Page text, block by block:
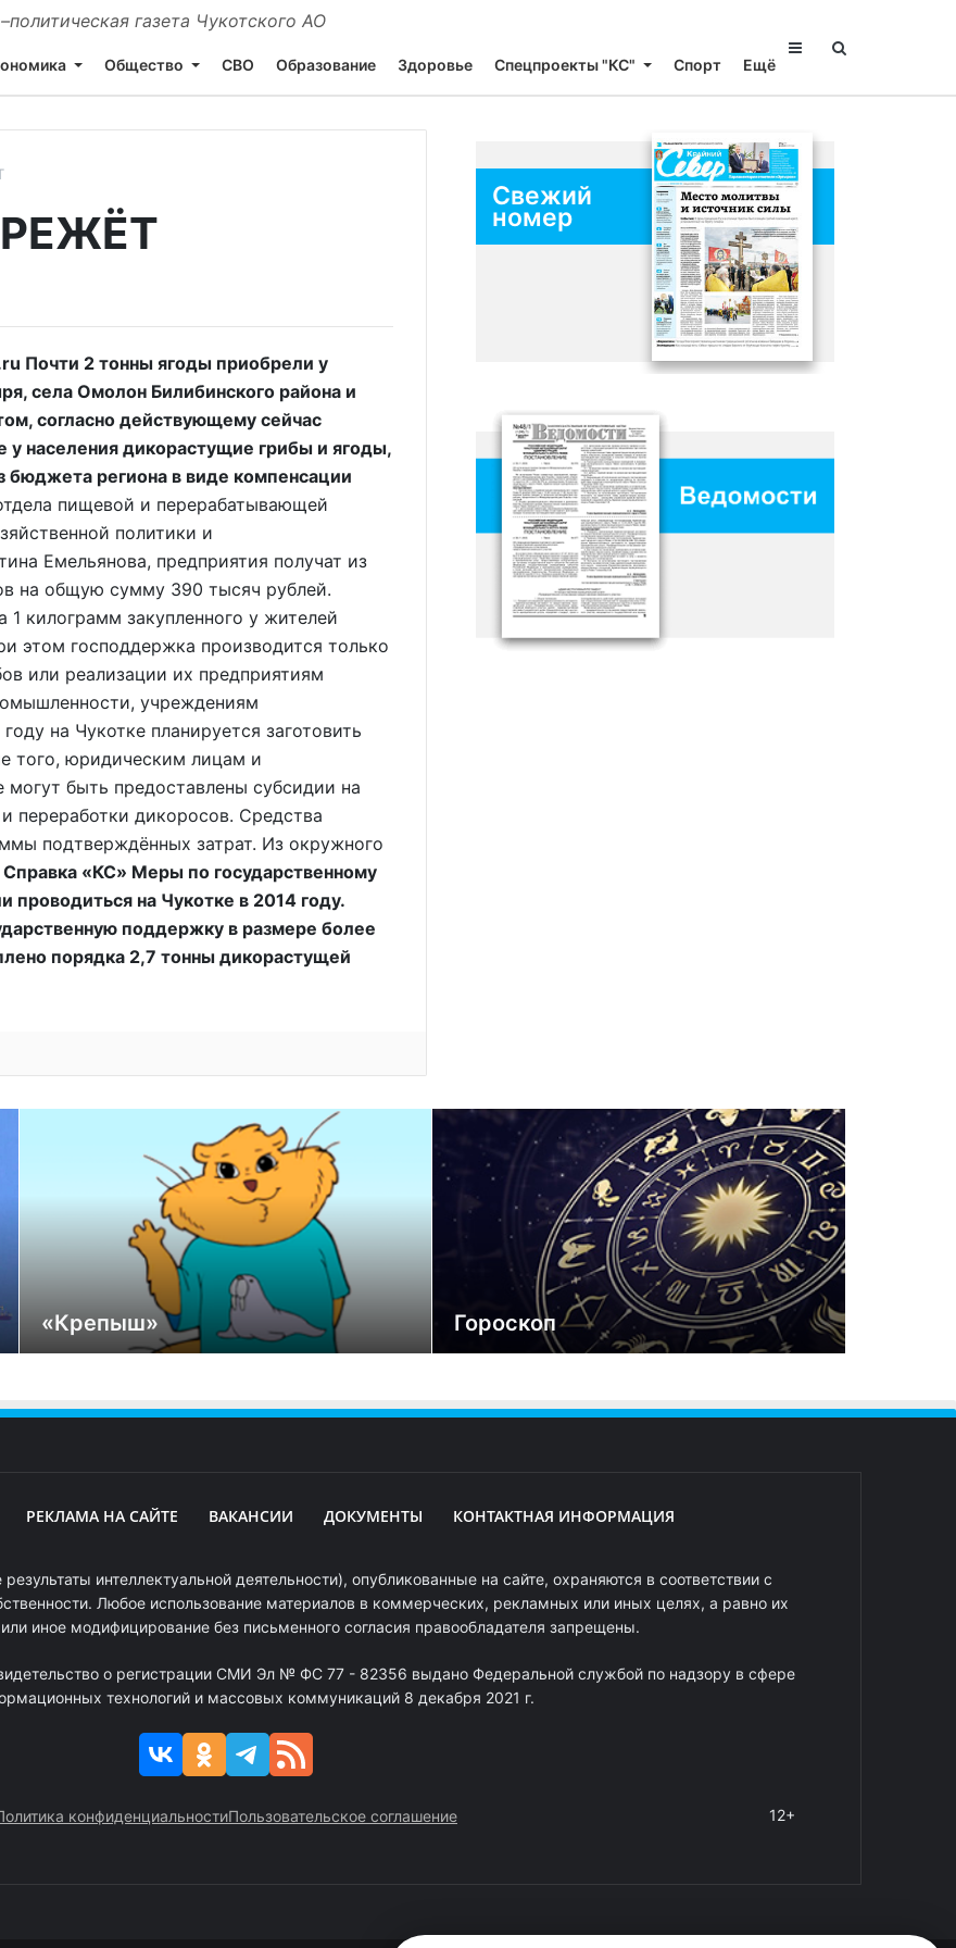
газета Чукотского АО
Общество СВО Образование Здоровье Спецпроекты "КС" Спорт Ещё
Почти 2 тонны ягоды приобрели у
села Омолон Билибинского района и
согласно действующему сейчас
у населения дикорастущие грибы и ягоды,
бюджета региона в виде компенсации
пищевой и перерабатывающей
политики и
Емельянова, предприятия получат из
на общую сумму 390 тысяч рублей.
1 килограмм закупленного у жителей
этом господдержка производится только
или реализации их предприятиям
учреждениям
на Чукотке планируется заготовить
того, юридическим лицам и
быть предоставлены субсидии на
переработки дикоросов. Средства
подтверждённых затрат. Из окружного
Справка «КС» Меры по государственному
проводиться на Чукотке в 2014 году.
поддержку в размере более
порядка 2,7 тонны дикорастущей
Свежий
номер
«Крепыш» Гороскоп
РЕКЛАМА НА САЙТЕ ВАКАНСИИ ДОКУМЕНТЫ КОНТАКТНАЯ ИНФОРМАЦИЯ
интеллектуальной деятельности), опубликованные на сайте, охраняются в соответствии с
Любое использование материалов в коммерческих, рекламных или иных целях, а равно их
иное модифицирование без письменного согласия правообладателя запрещены.
о регистрации СМИ Эл № ФС 77 - 82356 выдано Федеральной службой по надзору в сфере
технологий и массовых коммуникаций 8 декабря 2021 г.
конфиденциальностиПользовательское соглашение 12+